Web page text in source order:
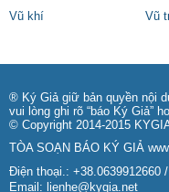
Vũ khí
Vũ
® Ký Giả giữ bản quyền nội
vui lòng ghi rõ “báo Ký Giả”
© Copyright 2014-2015
TÒA SOẠN BÁO KÝ GIẢ
Điện thoại.: +38.0639912660
Email: lienhe@kygia.net